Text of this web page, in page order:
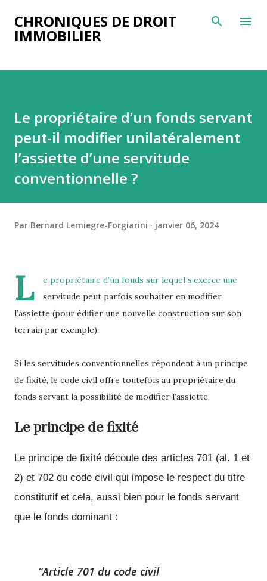
Accéder au contenu principal
CHRONIQUES DE DROIT
IMMOBILIER
Le propriétaire d’un fonds servant
peut-il modifier unilatéralement
l’assiette d’une servitude
conventionnelle ?
Par Bernard Lemiegre-Forgiarini janvier 06, 2024
L
e propriétaire d’un fonds sur lequel s’exerce une
servitude peut parfois souhaiter en modifier
l’assiette (pour édifier une nouvelle construction sur son
terrain par exemple).
Si les servitudes conventionnelles répondent à un principe
de fixité, le code civil offre toutefois au propriétaire du
fonds servant la possibilité de modifier l’assiette.
Le principe de fixité
Le principe de fixité découle des articles 701 (al. 1 et
2) et 702 du code civil qui impose le respect du titre
constitutif et cela, aussi bien pour le fonds servant
que le fonds dominant :
Article 701 du code civil